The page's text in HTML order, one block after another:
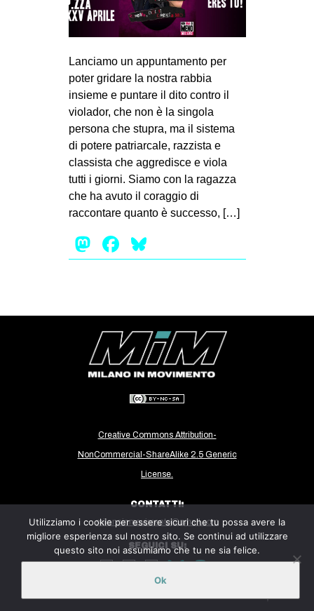
Lanciamo un appuntamento per
poter gridare la nostra rabbia
insieme e puntare il dito contro il
violador, che non è la singola
persona che stupra, ma il sistema
di potere patriarcale, razzista e
classista che aggredisce e viola
tutti i giorni. Siamo con la ragazza
che ha avuto il coraggio di
raccontare quanto è successo, […]
Mastodon
Facebook
Creative Commons Attribution-
NonCommercial-ShareAlike 2.5 Generic
License.
CONTATTI:
milanoinmovimento@gmail.com
SEGUICI SU:
Utilizziamo i cookie per essere sicuri che tu possa avere la
migliore esperienza sul nostro sito. Se continui ad utilizzare
questo sito noi assumiamo che tu ne sia felice.
Ok